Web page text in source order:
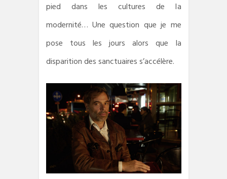
pied dans les cultures de la
modernité… Une question que je me
pose tous les jours alors que la
disparition des sanctuaires s’accélère.